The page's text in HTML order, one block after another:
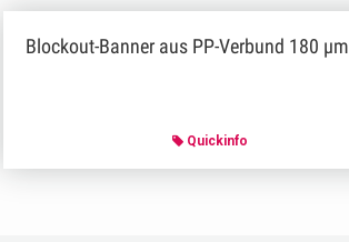
Blockout-Banner aus PP-Verbund 180 µm
Quickinfo